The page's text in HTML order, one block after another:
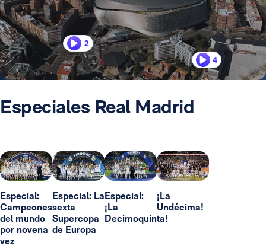
2
4
Especiales Real Madrid
Especial:
Campeones
del mundo
por novena
vez
Especial: La
sexta
Supercopa
de Europa
Especial:
¡La
Decimoquinta!
¡La
Undécima!